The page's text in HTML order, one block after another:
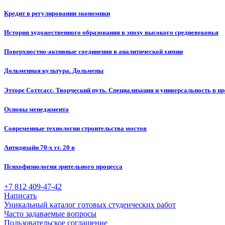
Кредит в регулировании экономики
История художественного образования в эпоху высокого средневековья
Поверхностно-активные соединения в аналитической химии
Дольменная культура. Дольмены
Этторе Соттсасс. Творческий путь. Специализация и универсальность в
Основы менеджмента
Современные технологии строительства мостов
Антидизайн 70-х гг. 20 в
Психофизиология зрительного процесса
+7 812 409-47-42
Написать
Уникальный каталог готовых студенческих работ
Часто задаваемые вопросы
Пользовательское соглашение